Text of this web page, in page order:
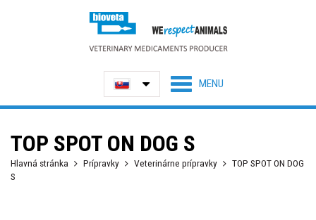
TOP SPOT ON DOG S
Hlavná stránka Prípravky Veterinárne prípravky
TOP SPOT ON DOG
S